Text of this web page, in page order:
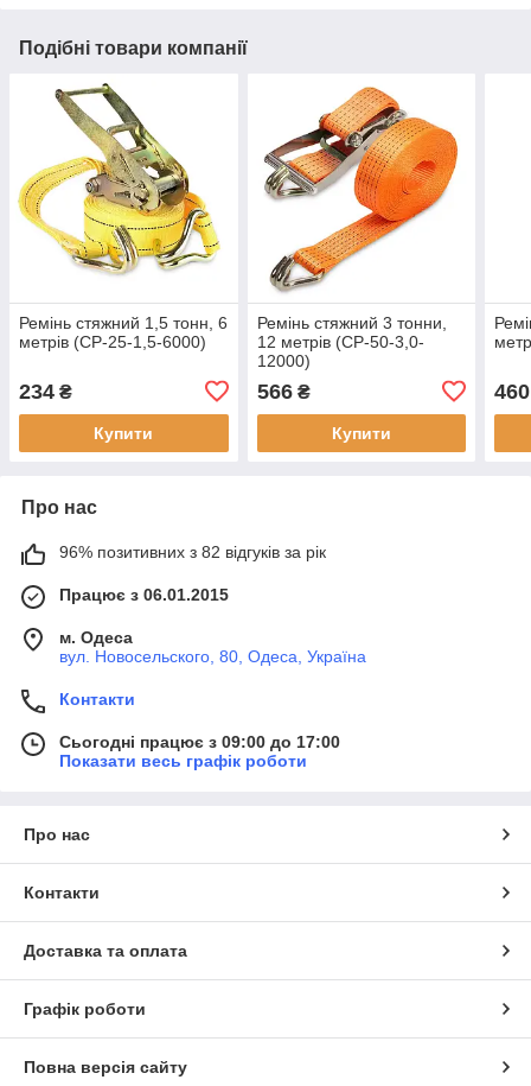
Подібні товари компанії
Ремінь стяжний 1,5 тонн, 6
метрів (СР-25-1,5-6000)
234 ₴
Купити
Ремінь стяжний 3 тонни,
12 метрів (СР-50-3,0-
12000)
566₴
Купити
460
Про нас
96% позитивних з 82 відгуків за рік
Працює з 06.01.2015
м. Одеса
вул. Новосельского, 80, Одеса, Україна
Контакти
Сьогодні працює з 09:00 до 17:00
Показати весь графік роботи
Про нас
Контакти
Доставка та оплата
Графік роботи
Повна версія сайту